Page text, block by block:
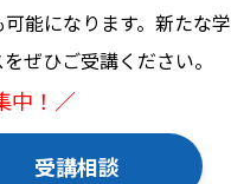
能になります。新たな学
ぜひご受講ください。
中！／
受講相談